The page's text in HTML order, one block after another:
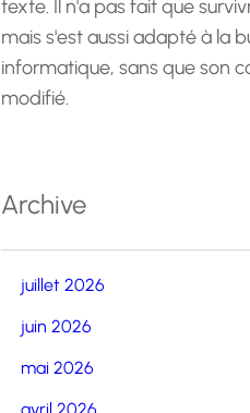
texte. Il n'a pas fait que
mais s'est aussi adapté à la
informatique, sans que son
modifié.
Archive
juillet 2026
juin 2026
mai 2026